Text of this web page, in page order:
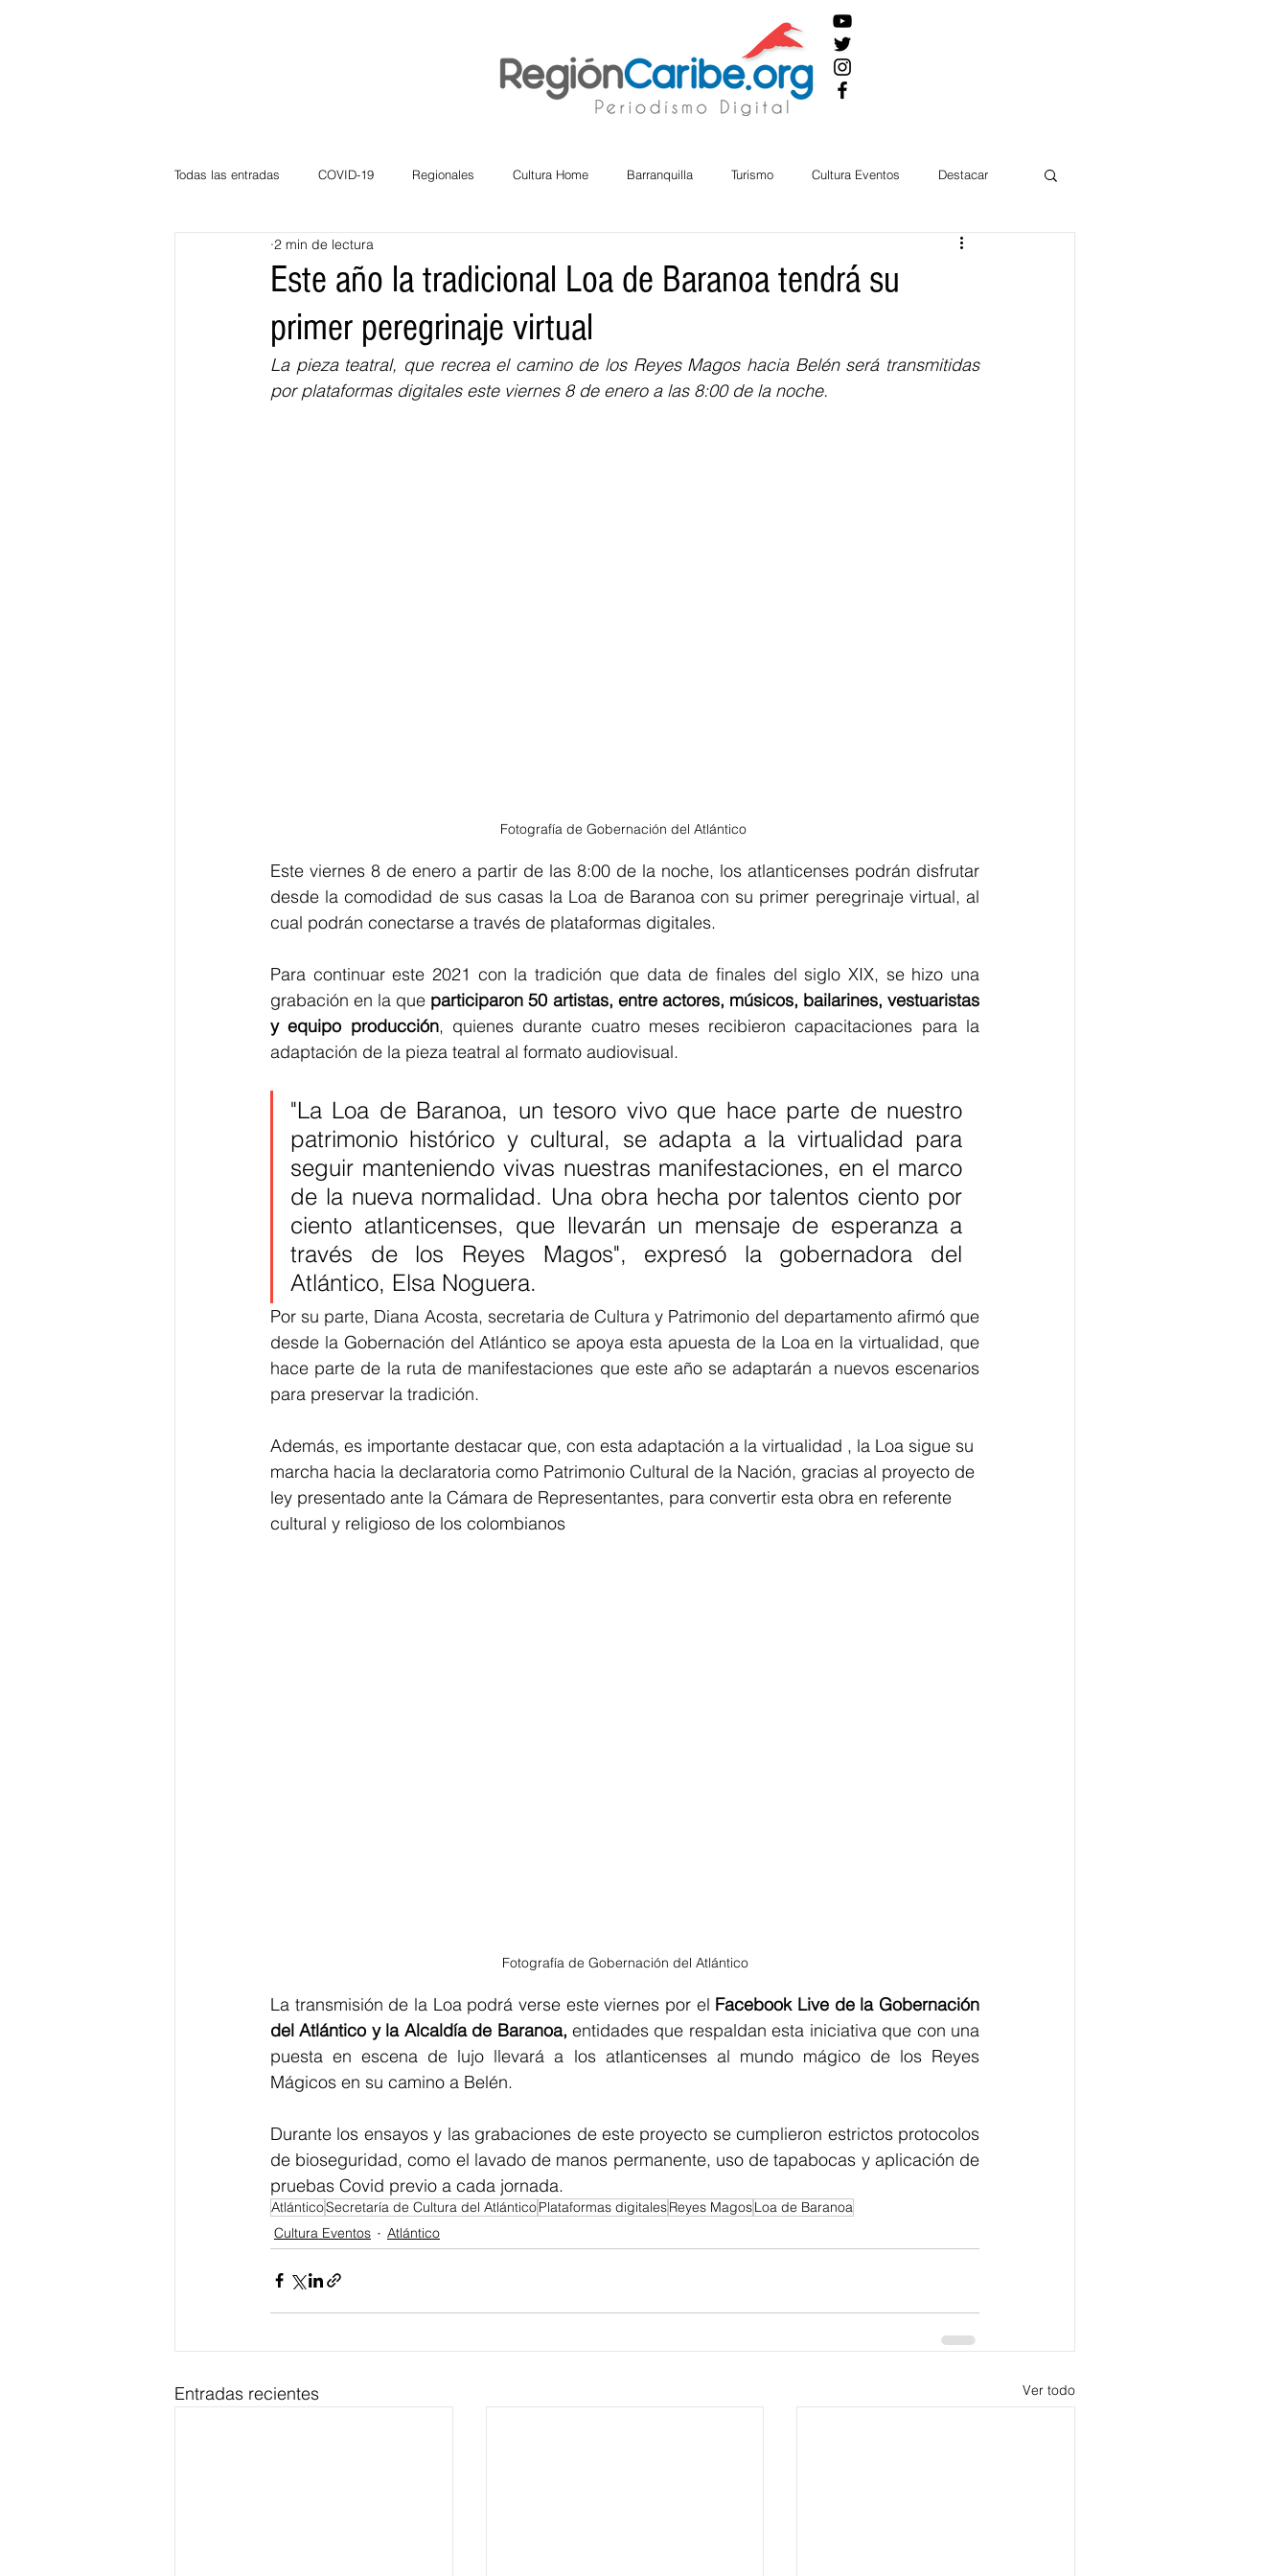
Todas las entradas COVID-19 Regionales Cultura Home Barranquilla Turismo Cultura Eventos Destacar
Atlántico
Bloggeros Hermanos Mayores Economía
Educación BID
Este año la tradicional Loa de Baranoa tendrá su
primer peregrinaje virtual
2 min de lectura
La pieza teatral, que recrea el camino de los Reyes Magos hacia Belén será transmitidas
por plataformas digitales este viernes 8 de enero a las 8:00 de la noche.
Fotografía de Gobernación del Atlántico
Este viernes 8 de enero a partir de las 8:00 de la noche, los atlanticenses podrán disfrutar
desde la comodidad de sus casas la Loa de Baranoa con su primer peregrinaje virtual, al
cual podrán conectarse a través de plataformas digitales.
Para continuar este 2021 con la tradición que data de finales del siglo XIX, se hizo una
grabación en la que participaron 50 artistas, entre actores, músicos, bailarines, vestuaristas
y equipo producción, quienes durante cuatro meses recibieron capacitaciones para la
adaptación de la pieza teatral al formato audiovisual.
"La Loa de Baranoa, un tesoro vivo que hace parte de nuestro
patrimonio histórico y cultural, se adapta a la virtualidad para
seguir manteniendo vivas nuestras manifestaciones, en el marco
de la nueva normalidad. Una obra hecha por talentos ciento por
ciento atlanticenses, que llevarán un mensaje de esperanza a
través de los Reyes Magos", expresó la gobernadora del
Atlántico, Elsa Noguera.
Por su parte, Diana Acosta, secretaria de Cultura y Patrimonio del departamento afirmó que
desde la Gobernación del Atlántico se apoya esta apuesta de la Loa en la virtualidad, que
hace parte de la ruta de manifestaciones que este año se adaptarán a nuevos escenarios
para preservar la tradición.
Además, es importante destacar que, con esta adaptación a la virtualidad , la Loa sigue su
marcha hacia la declaratoria como Patrimonio Cultural de la Nación, gracias al proyecto de
ley presentado ante la Cámara de Representantes, para convertir esta obra en referente
cultural y religioso de los colombianos
Fotografía de Gobernación del Atlántico
La transmisión de la Loa podrá verse este viernes por el Facebook Live de la Gobernación
del Atlántico y la Alcaldía de Baranoa, entidades que respaldan esta iniciativa que con una
puesta en escena de lujo llevará a los atlanticenses al mundo mágico de los Reyes
Mágicos en su camino a Belén.
Durante los ensayos y las grabaciones de este proyecto se cumplieron estrictos protocolos
de bioseguridad, como el lavado de manos permanente, uso de tapabocas y aplicación de
pruebas Covid previo a cada jornada.
AtlánticoSecretaría de Cultura del AtlánticoPlataformas digitalesReyes MagosLoa de Baranoa
Cultura Eventos
Atlántico
Entradas recientes Ver todo